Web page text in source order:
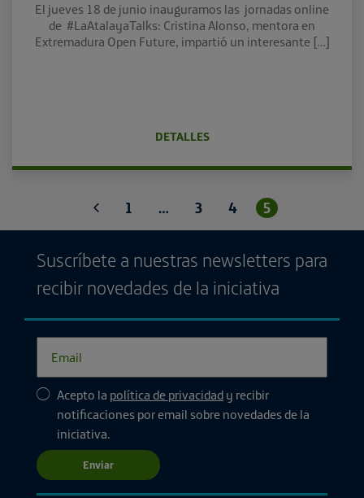
El jueves 18 de junio inauguramos las jornadas online
de #LaAtalayaTalks: Cristina Alonso, mentora en
Extremadura Open Future, impartió un interesante […]
DETALLES
Anterior
1 … 3 4 5
Suscríbete a nuestras newsletters para
recibir novedades de la iniciativa
Acepto la política de privacidad y recibir
notificaciones por email sobre novedades de la
iniciativa.
Enviar